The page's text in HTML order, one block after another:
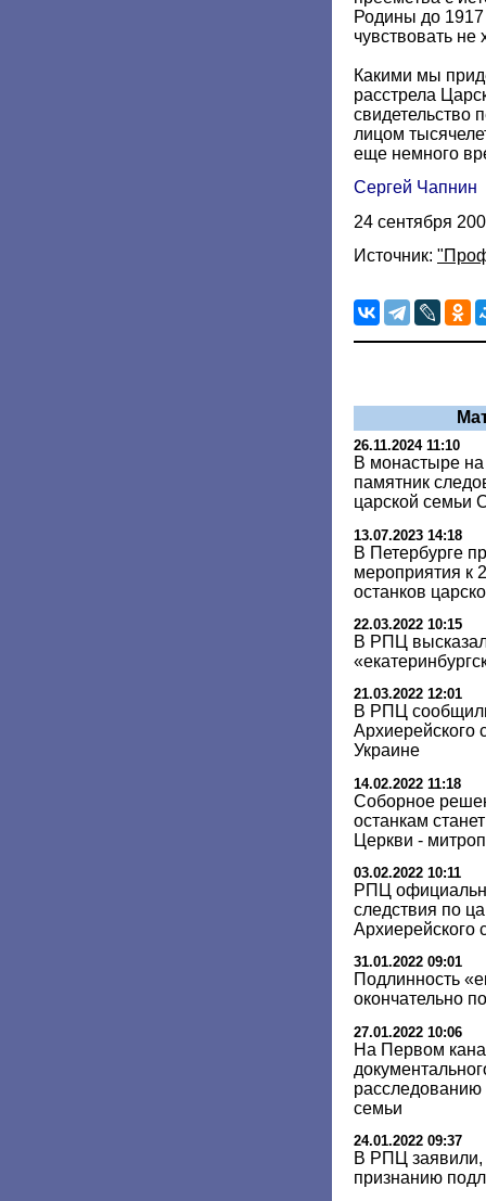
Родины до 1917
чувствовать не
Какими мы
расстрела
свидетельство
лицом
еще немного
Сергей Чапнин
24 сентября
Источник:
26.11.2024 11:10
В монастыре
памятник
царской семьи
13.07.2023 14:18
В Петербурге
мероприятия к
останков
22.03.2022 10:15
В РПЦ
21.03.2022 12:01
В РПЦ
Архиерейского
Украине
14.02.2022 11:18
Соборное
останкам
Церкви -
03.02.2022 10:11
РПЦ
следствия по
Архиерейского
31.01.2022 09:01
Подлинность
окончательно
27.01.2022 10:06
На Первом
расследованию
семьи
24.01.2022 09:37
В РПЦ заявили,
признанию